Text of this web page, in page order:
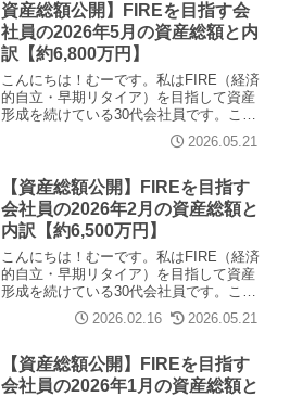
資産総額公開】FIREを目指す会
社員の2026年5月の資産総額と内
訳【約6,800万円】
こんにちは！むーです。私はFIRE（経済
的自立・早期リタイア）を目指して資産
形成を続けている30代会社員です。この
記事では、2026年5月時点の純金融資産
総額を公開します。「同世代の資産額が
スで資産が...
2026.05.21
【資産総額公開】FIREを目指す
会社員の2026年2月の資産総額と
内訳【約6,500万円】
こんにちは！むーです。私はFIRE（経済
的自立・早期リタイア）を目指して資産
形成を続けている30代会社員です。この
記事では、2026年2月時点の純金融資産
総額を公開します。「同世代の資産額が
スで資産が...
2026.02.16 2026.05.21
【資産総額公開】FIREを目指す
会社員の2026年1月の資産総額と